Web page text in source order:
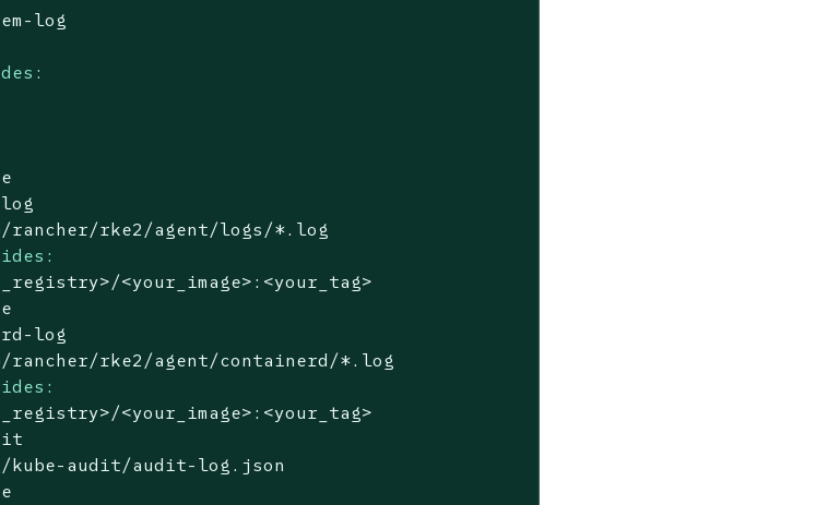
log
rke2/agent/logs/*.log
<your_image>:<your_tag>
log
rke2/agent/containerd/*.log
<your_image>:<your_tag>
kube-audit/audit-log.json